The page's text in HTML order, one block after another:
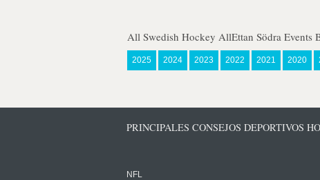
All Swedish Hockey AllEttan Södra Events
2025 2024 2023 2022 2021 2020
PRINCIPALES CONSEJOS DEPORTIVOS
NFL